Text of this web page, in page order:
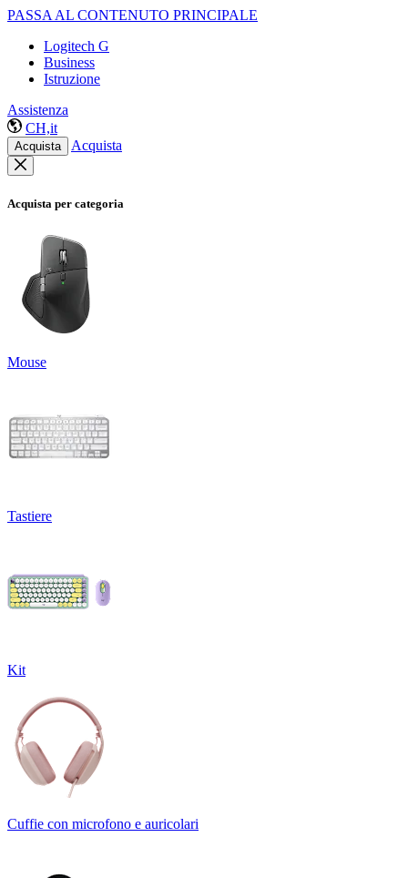
PASSA AL CONTENUTO PRINCIPALE
Logitech G
Business
Istruzione
Assistenza
CH,it
Acquista Acquista
Acquista per categoria
Mouse
Tastiere
Kit
Cuffie con microfono e auricolari